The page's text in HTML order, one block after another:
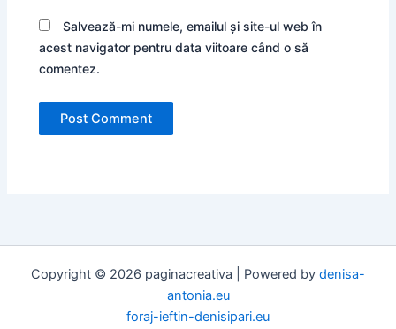
Salvează-mi numele, emailul și site-ul web în
acest navigator pentru data viitoare când o să
comentez.
Copyright © 2026 paginacreativa | Powered by denisa-
antonia.eu
foraj-ieftin-denisipari.eu